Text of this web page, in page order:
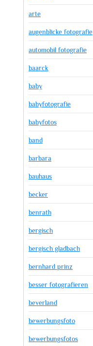
arte
augenblicke fotografie
automobil fotografie
baarck
baby
babyfotografie
babyfotos
band
barbara
bauhaus
becker
benrath
bergisch
bergisch gladbach
bernhard prinz
besser fotografieren
beverland
bewerbungsfoto
bewerbungsfotos